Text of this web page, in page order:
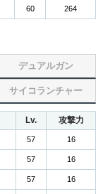
60 264
デュアルガン
サイコランチャー
Lv. 攻撃力
57 16
57 16
57 16